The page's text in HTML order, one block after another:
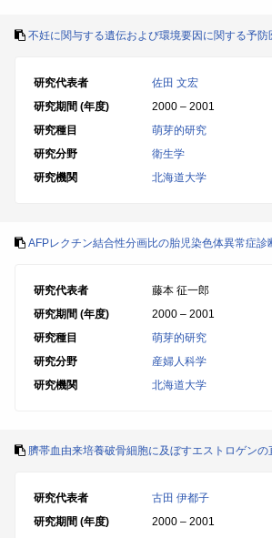
不妊に関与する遺伝および環境要因に関する予
研究代表者
佐田 文宏
研究期間 (年度)
2000 – 2001
研究種目
萌芽的研究
研究分野
衛生学
研究機関
北海道大学
AFPレクチン結合性分画比の胎児染色体異常症診
研究代表者
藤本 征一郎
研究期間 (年度)
2000 – 2001
研究種目
萌芽的研究
研究分野
産婦人科学
研究機関
北海道大学
臍帯血由来培養破骨細胞に及ぼすエストロゲンの
研究代表者
古田 伊都子
研究期間 (年度)
2000 – 2001